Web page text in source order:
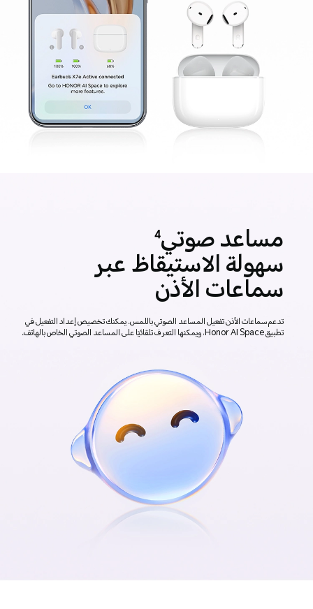
مساعد صوتي4
سهولة الاستيقاظ عبر
سماعات الأذن
تدعم سماعات الأذن تفعيل المساعد الصوتي باللمس. يمكنك تخصيص إعداد التفعيل في
تطبيق Honor AI Space، ويمكنها التعرف تلقائيًا على المساعد الصوتي الخاص بالهاتف.